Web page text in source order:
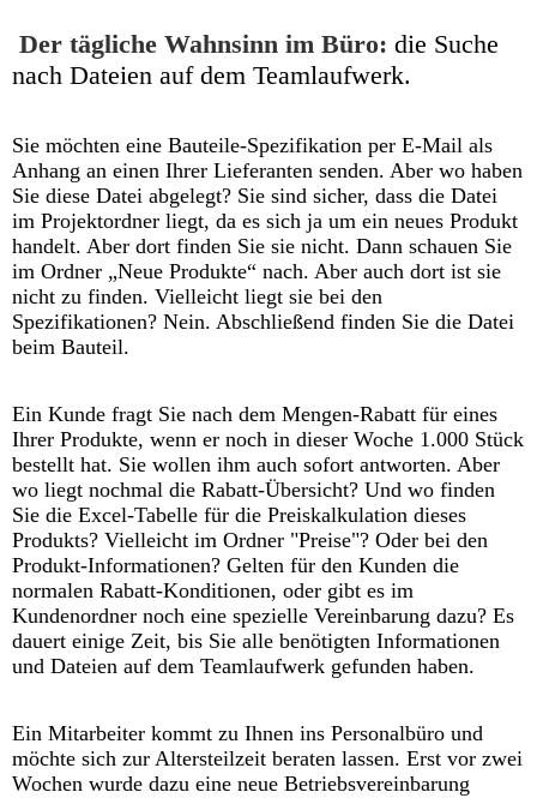
Der tägliche Wahnsinn im Büro: die Suche
nach Dateien auf dem Teamlaufwerk.
Sie möchten eine Bauteile-Spezifikation per E-Mail als
Anhang an einen Ihrer Lieferanten senden. Aber wo haben
Sie diese Datei abgelegt? Sie sind sicher, dass die Datei
im Projektordner liegt, da es sich ja um ein neues Produkt
handelt. Aber dort finden Sie sie nicht. Dann schauen Sie
im Ordner „Neue Produkte“ nach. Aber auch dort ist sie
nicht zu finden. Vielleicht liegt sie bei den
Spezifikationen? Nein. Abschließend finden Sie die Datei
beim Bauteil.
Ein Kunde fragt Sie nach dem Mengen-Rabatt für eines
Ihrer Produkte, wenn er noch in dieser Woche 1.000 Stück
bestellt hat. Sie wollen ihm auch sofort antworten. Aber
wo liegt nochmal die Rabatt-Übersicht? Und wo finden
Sie die Excel-Tabelle für die Preiskalkulation dieses
Produkts? Vielleicht im Ordner "Preise"? Oder bei den
Produkt-Informationen? Gelten für den Kunden die
normalen Rabatt-Konditionen, oder gibt es im
Kundenordner noch eine spezielle Vereinbarung dazu? Es
dauert einige Zeit, bis Sie alle benötigten Informationen
und Dateien auf dem Teamlaufwerk gefunden haben.
Ein Mitarbeiter kommt zu Ihnen ins Personalbüro und
möchte sich zur Altersteilzeit beraten lassen. Erst vor zwei
Wochen wurde dazu eine neue Betriebsvereinbarung